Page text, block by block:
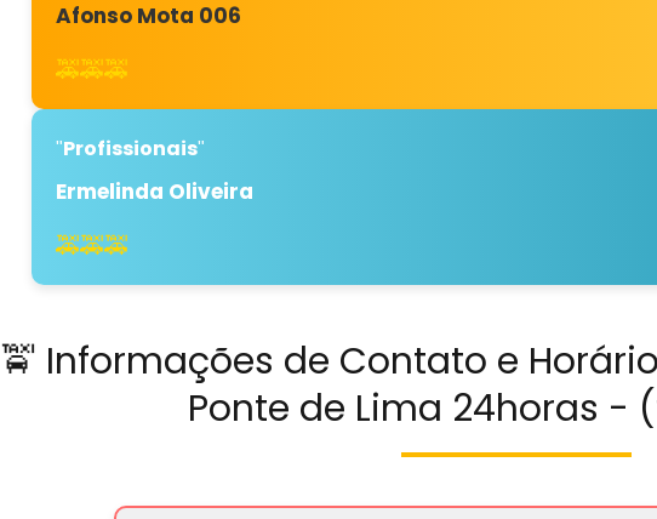
Afonso Mota 006
🚕🚕🚕
"Profissionais"
Ermelinda Oliveira
🚕🚕🚕
🚖 Informações de Contato e
Ponte de Lima 24horas -